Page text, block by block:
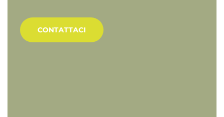
CONTATTACI